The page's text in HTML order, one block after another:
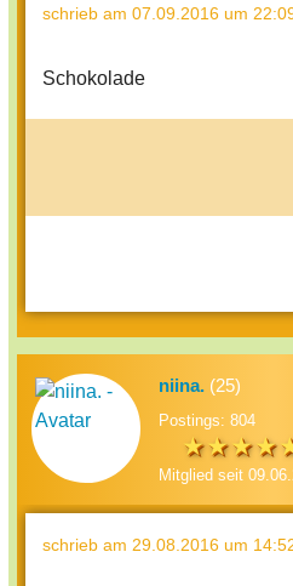
schrieb am 07.09.2016 um
Schokolade
niina. (25)
Postings: 804
Mitglied seit
schrieb am 29.08.2016 um